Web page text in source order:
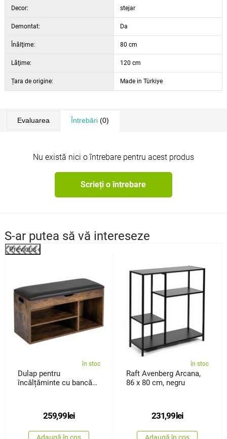
Decor: stejar
Demontat: Da
Înălţime: 80 cm
Lăţime: 120 cm
Țara de origine: Made in Türkiye
Evaluarea Întrebări(0)
Nu există nici o întrebare pentru acest produs
Scrieți o întrebare
S-ar putea să vă intereseze
Previous
în stoc
Dulap pentru
încălțăminte cu bancă
259,99lei
în stoc
Raft Avenberg Arcana,
86 x 80 cm, negru
231,99lei